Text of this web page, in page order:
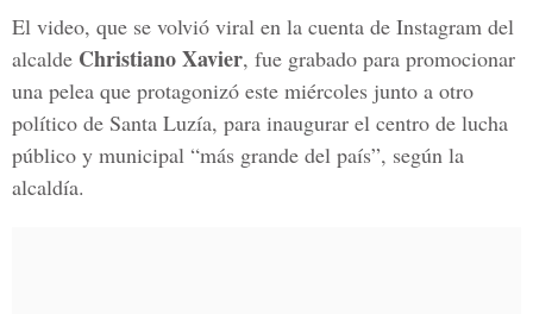
El video, que se volvió viral en la cuenta de Instagram del
alcalde Christiano Xavier, fue grabado para promocionar
una pelea que protagonizó este miércoles junto a otro
político de Santa Luzía, para inaugurar el centro de lucha
público y municipal “más grande del país”, según la
alcaldía.